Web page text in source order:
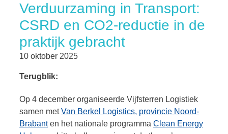
Verduurzaming in Transport:
CSRD en CO2-reductie in de
praktijk gebracht
10 oktober 2025
Terugblik:
Op 4 december organiseerde Vijfsterren Logistiek
samen metVan Berkel Logistics, provincie Noord-
Brabanten het nationale programma Clean Energy